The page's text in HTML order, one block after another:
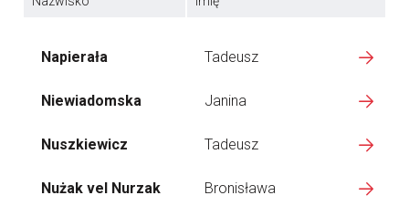
Napierała Tadeusz
Niewiadomska Janina
Nuszkiewicz Tadeusz
Nużak vel Nurzak Bronisława